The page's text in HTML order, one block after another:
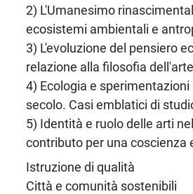
2) L'Umanesimo
ecosistemi ambientali e
3) L'evoluzione del pensiero
relazione alla filosofia
4) Ecologia e
secolo. Casi emblatici di
5) Identità e ruolo delle arti
contributo per una coscienza
Istruzione di qualità
Città e comunità sostenibili